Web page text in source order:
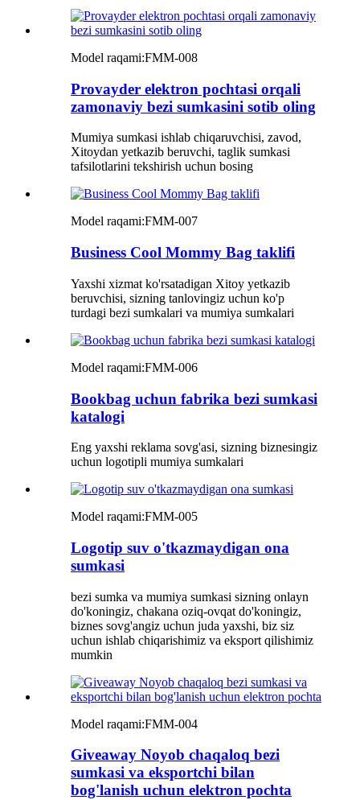
Model raqami:FMM-008
Provayder elektron pochtasi orqali
zamonaviy bezi sumkasini sotib oling
Mumiya sumkasi ishlab chiqaruvchisi, zavod,
Xitoydan yetkazib beruvchi, taglik sumkasi
tafsilotlarini tekshirish uchun bosing
Model raqami:FMM-007
Business Cool Mommy Bag taklifi
Yaxshi xizmat ko'rsatadigan Xitoy yetkazib
beruvchisi, sizning tanlovingiz uchun ko'p
turdagi bezi sumkalari va mumiya sumkalari
Model raqami:FMM-006
Bookbag uchun fabrika bezi sumkasi
katalogi
Eng yaxshi reklama sovg'asi, sizning biznesingiz
uchun logotipli mumiya sumkalari
Model raqami:FMM-005
Logotip suv o'tkazmaydigan ona
sumkasi
bezi sumka va mumiya sumkasi sizning onlayn
do'koningiz, chakana oziq-ovqat do'koningiz,
biznes sovg'angiz uchun juda yaxshi, biz siz
uchun ishlab chiqarishimiz va eksport qilishimiz
mumkin
Model raqami:FMM-004
Giveaway Noyob chaqaloq bezi
sumkasi va eksportchi bilan
bog'lanish uchun elektron pochta